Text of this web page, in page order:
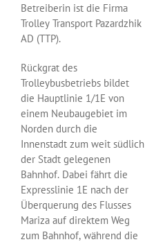
Betreiberin ist die Firma
Trolley Transport Pazardzhik
AD (TTP).
Rückgrat des
Trolleybusbetriebs bildet
die Hauptlinie 1/1E von
einem Neubaugebiet im
Norden durch die
Innenstadt zum weit südlich
der Stadt gelegenen
Bahnhof. Dabei fährt die
Expresslinie 1E nach der
Überquerung des Flusses
Mariza auf direktem Weg
zum Bahnhof, während die